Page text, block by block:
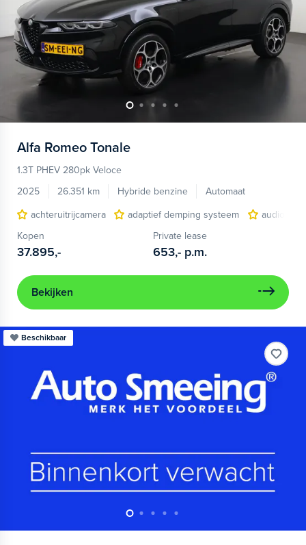
Alfa Romeo Tonale
1.3T PHEV 280pk Veloce
2025
26.351 km Hybride benzine
Automaat
achteruitrijcamera
adaptief demping systeem
audio
Kopen
37.895,-
Private lease
653,- p.m.
Bekijken
Beschikbaar